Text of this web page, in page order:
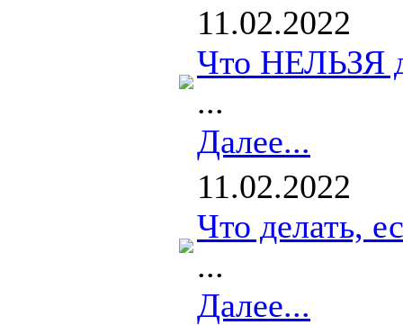
11.02.2022
Что НЕЛЬЗЯ
...
Далее...
11.02.2022
Что делать,
...
Далее...